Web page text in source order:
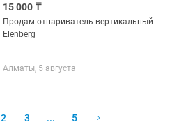
15 000 ₸
Продам отпариватель вертикальный
Elenberg
Алматы, 5 августа
2 3 ... 5